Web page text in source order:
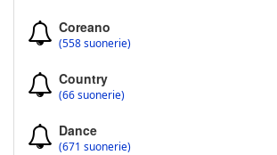
Coreano
(558 suonerie)
Country
(66 suonerie)
Dance
(671 suonerie)